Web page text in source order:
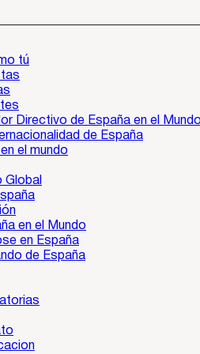
tú
Directivo de España en el
de España
el mundo
Global
en el Mundo
en España
de España